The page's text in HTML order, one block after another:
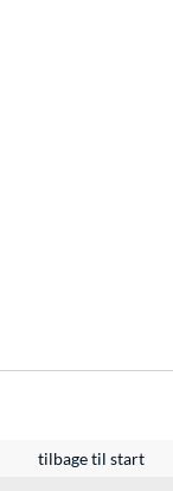
tilbage til start